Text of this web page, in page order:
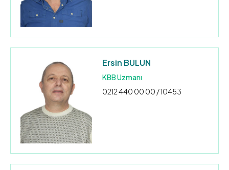
Ersin BULUN
KBB Uzmanı
0212 440 00 00 / 10453